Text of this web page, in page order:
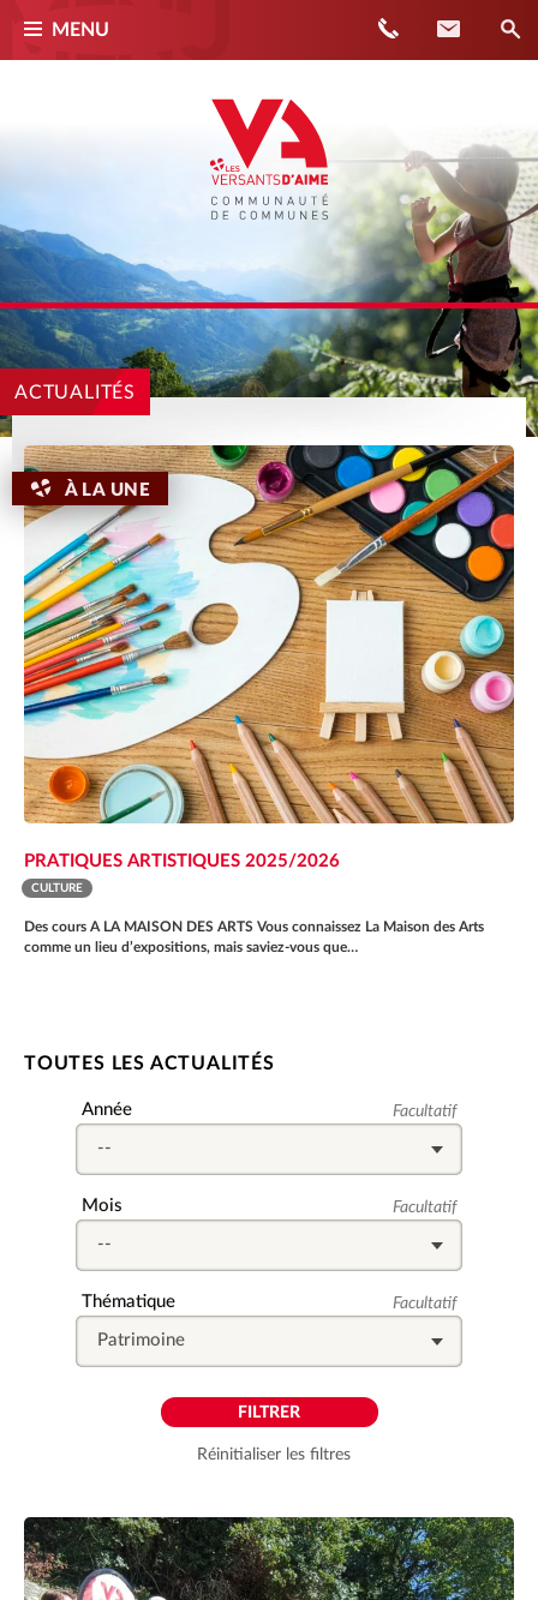
Téléphone Contact
MENU
ACTUALITÉS
À LA UNE
PRATIQUES ARTISTIQUES 2025/2026
CULTURE
Des cours A LA MAISON DES ARTS Vous connaissez La Maison des Arts
comme un lieu d’expositions, mais saviez-vous que…
TOUTES LES ACTUALITÉS
Champ
Année Facultatif
Champ
Mois Facultatif
Champ
Thématique Facultatif
Réinitialiser les filtres